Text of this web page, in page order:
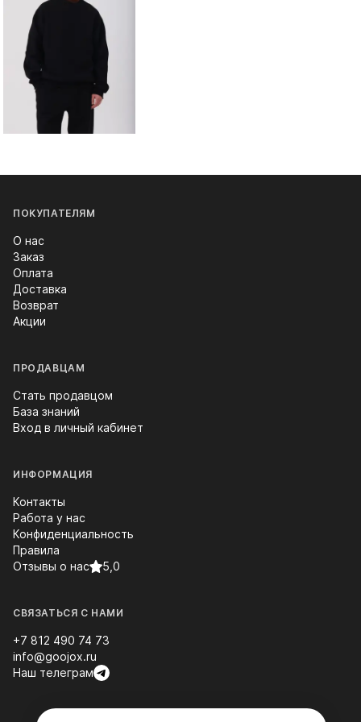
ПОКУПАТЕЛЯМ
О нас
Заказ
Оплата
Доставка
Возврат
Акции
ПРОДАВЦАМ
Стать продавцом
База знаний
Вход в личный кабинет
ИНФОРМАЦИЯ
Контакты
Работа у нас
Конфиденциальность
Правила
Отзывы о нас
5,0
СВЯЗАТЬСЯ С НАМИ
+7 812 490 74 73
info@goojox.ru
Наш телеграм